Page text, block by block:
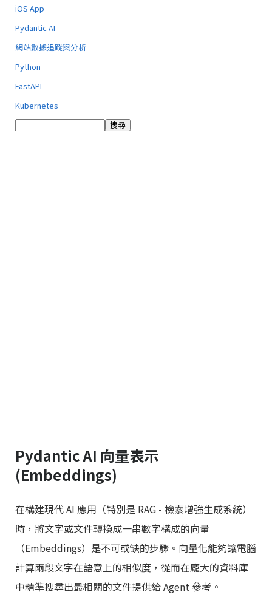
iOS App
Pydantic AI
網站數據追蹤與分析
Python
FastAPI
Kubernetes
Pydantic AI 向量表示
(Embeddings)
在構建現代 AI 應用（特別是 RAG - 檢索增強生成系統）
時，將文字或文件轉換成一串數字構成的向量
（Embeddings）是不可或缺的步驟。向量化能夠讓電腦
計算兩段文字在語意上的相似度，從而在龐大的資料庫
中精準搜尋出最相關的文件提供給 Agent 參考。